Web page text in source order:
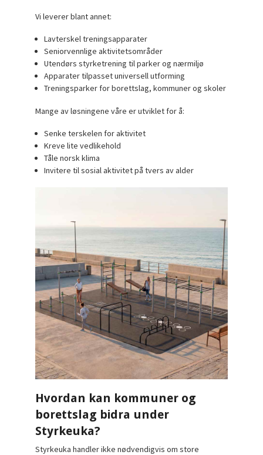
Vi leverer blant annet:
Lavterskel treningsapparater
Seniorvennlige aktivitetsområder
Utendørs styrketrening til parker og nærmiljø
Apparater tilpasset universell utforming
Treningsparker for borettslag, kommuner og skoler
Mange av løsningene våre er utviklet for å:
Senke terskelen for aktivitet
Kreve lite vedlikehold
Tåle norsk klima
Invitere til sosial aktivitet på tvers av alder
Hvordan kan kommuner og
borettslag bidra under
Styrkeuka?
Styrkeuka handler ikke nødvendigvis om store